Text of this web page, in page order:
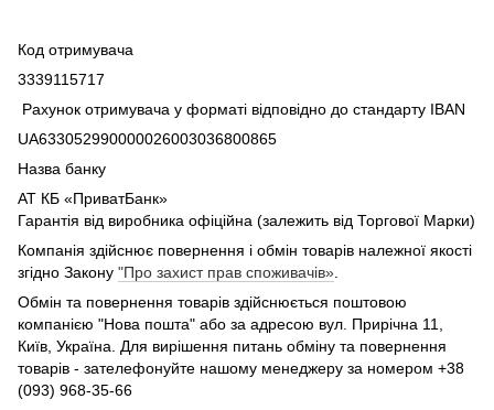
Код отримувача
3339115717
Рахунок отримувача у форматі відповідно до стандарту IBAN
UA633052990000026003036800865
Назва банку
АТ КБ «ПриватБанк»
Гарантія від виробника офіційна (залежить від Торгової Марки)
Компанія здійснює повернення і обмін товарів належної якості
згідно Закону "Про захист прав споживачів»
Обмін та повернення товарів здійснюється поштовою
компанією "Нова пошта" або за адресою вул. Прирічна 11,
Київ, Україна. Для вирішення питань обміну та повернення
товарів - зателефонуйте нашому менеджеру за номером +38
(093) 968-35-66